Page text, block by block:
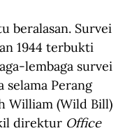
beralasan. Survei
1944 terbukti
lembaga survei
selama Perang
William (Wild Bill)
direktur Office